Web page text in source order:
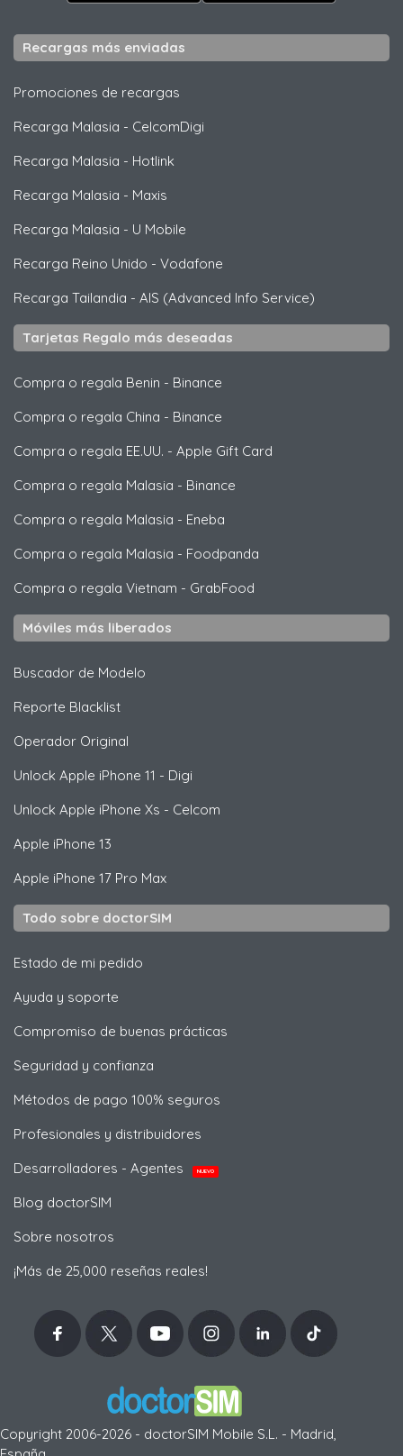
Recargas más enviadas
Promociones de recargas
Recarga Malasia - CelcomDigi
Recarga Malasia - Hotlink
Recarga Malasia - Maxis
Recarga Malasia - U Mobile
Recarga Reino Unido - Vodafone
Recarga Tailandia - AIS (Advanced Info Service)
Tarjetas Regalo más deseadas
Compra o regala Benin - Binance
Compra o regala China - Binance
Compra o regala EE.UU. - Apple Gift Card
Compra o regala Malasia - Binance
Compra o regala Malasia - Eneba
Compra o regala Malasia - Foodpanda
Compra o regala Vietnam - GrabFood
Móviles más liberados
Buscador de Modelo
Reporte Blacklist
Operador Original
Unlock Apple iPhone 11 - Digi
Unlock Apple iPhone Xs - Celcom
Apple iPhone 13
Apple iPhone 17 Pro Max
Todo sobre doctorSIM
Estado de mi pedido
Ayuda y soporte
Compromiso de buenas prácticas
Seguridad y confianza
Métodos de pago 100% seguros
Profesionales y distribuidores
Desarrolladores - Agentes
NUEVO
Blog doctorSIM
Sobre nosotros
¡Más de 25,000 reseñas reales!
Copyright 2006-2026 - doctorSIM Mobile S.L. - Madrid,